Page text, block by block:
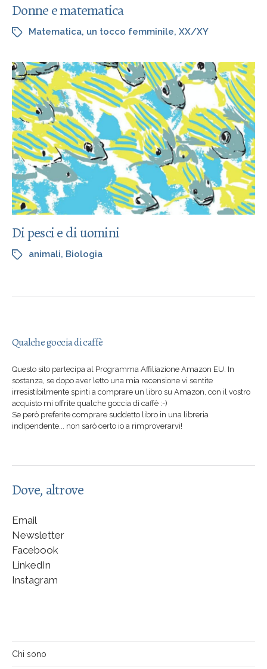
Donne e matematica
Matematica, un tocco femminile, XX/XY
Di pesci e di uomini
animali, Biologia
Qualche goccia di caffè
Questo sito partecipa al Programma Affiliazione Amazon EU. In
sostanza, se dopo aver letto una mia recensione vi sentite
irresistibilmente spinti a comprare un libro su Amazon, con il vostro
acquisto mi offrite qualche goccia di caffè :-)
Se però preferite comprare suddetto libro in una libreria
indipendente... non sarò certo io a rimproverarvi!
Dove, altrove
Email
Newsletter
Facebook
LinkedIn
Instagram
Chi sono